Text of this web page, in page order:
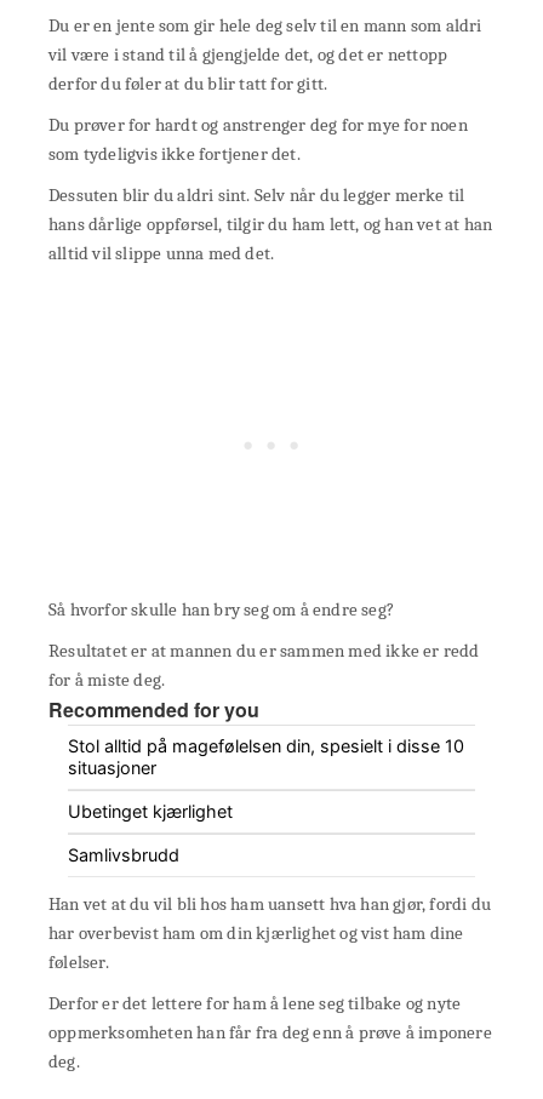
Du er en jente som gir hele deg selv til en mann som aldri
vil være i stand til å gjengjelde det, og det er nettopp
derfor du føler at du blir tatt for gitt.
Du prøver for hardt og anstrenger deg for mye for noen
som tydeligvis ikke fortjener det.
Dessuten blir du aldri sint. Selv når du legger merke til
hans dårlige oppførsel, tilgir du ham lett, og han vet at han
alltid vil slippe unna med det.
Så hvorfor skulle han bry seg om å endre seg?
Resultatet er at mannen du er sammen med ikke er redd
for å miste deg.
Recommended for you
Stol alltid på magefølelsen din, spesielt i disse 10
situasjoner
Ubetinget kjærlighet
Samlivsbrudd
Han vet at du vil bli hos ham uansett hva han gjør, fordi du
har overbevist ham om din kjærlighet og vist ham dine
følelser.
Derfor er det lettere for ham å lene seg tilbake og nyte
oppmerksomheten han får fra deg enn å prøve å imponere
deg.